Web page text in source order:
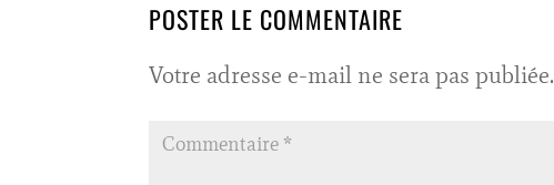
POSTER LE COMMENTAIRE
Votre adresse e-mail ne sera pas publiée.